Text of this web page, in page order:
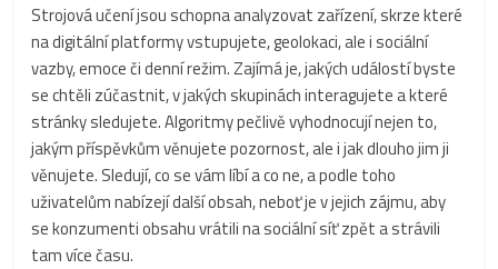
Strojová učení jsou schopna analyzovat zařízení, skrze které
na digitální platformy vstupujete, geolokaci, ale i sociální
vazby, emoce či denní režim. Zajímá je, jakých událostí byste
se chtěli zúčastnit, v jakých skupinách interagujete a které
stránky sledujete. Algoritmy pečlivě vyhodnocují nejen to,
jakým příspěvkům věnujete pozornost, ale i jak dlouho jim ji
věnujete. Sledují, co se vám líbí a co ne, a podle toho
uživatelům nabízejí další obsah, neboť je v jejich zájmu, aby
se konzumenti obsahu vrátili na sociální síť zpět a strávili
tam více času.